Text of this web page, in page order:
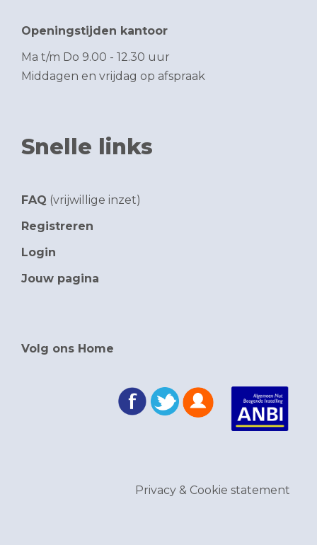
Openingstijden kantoor
Ma t/m Do 9.00 - 12.30 uur
Middagen en vrijdag op afspraak
Snelle links
FAQ (vrijwillige inzet)
Registreren
Login
Jouw pagina
Volg ons Home
Privacy & Cookie statement